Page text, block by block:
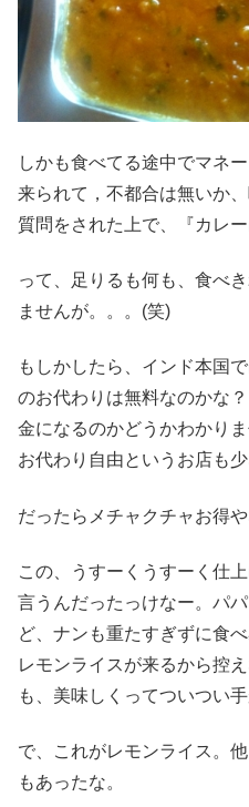
しかも食べてる途中でマネ
来られて，不都合は無いか
質問をされた上で、『カレ
って、足りるも何も、食べ
ませんが。。。(笑)
もしかしたら、インド本国
のお代わりは無料なのかな
金になるのかどうかわかり
お代わり自由というお店も
だったらメチャクチャお得
この、うすーくうすーく仕
言うんだったっけなー。パ
ど、ナンも重たすぎずに食
レモンライスが来るから控
も、美味しくってついつい
で、これがレモンライス。
もあったな。